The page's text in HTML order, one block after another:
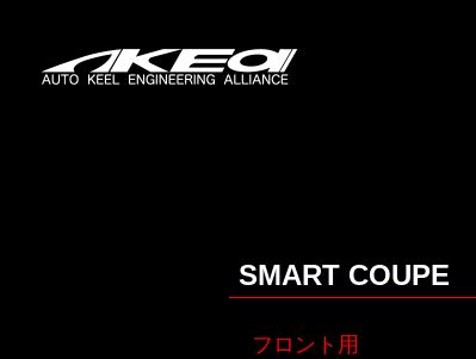
SMART COUPE
フロント用